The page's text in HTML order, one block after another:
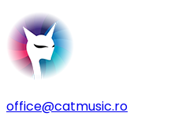
office@catmusic.ro